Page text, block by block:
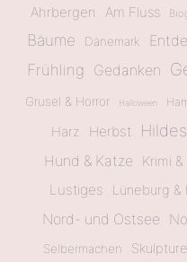
Ahrbergen Am Fluss
Bäume Dänemark
Frühling Gedanken
Grusel & Horror Halloween
Harz Herbst
Hund & Katze Krimi
Lustiges Lüneburg
Nord- und Ostsee
Selbermachen